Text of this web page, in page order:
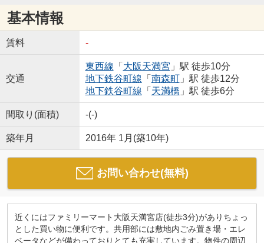
基本情報
賃料 -
交通
東西線 「 大阪天満宮 」駅 徒歩10分
地下鉄谷町線 「 南森町」駅 徒歩12分
地下鉄谷町線 「 天満橋 」駅 徒歩6分
間取り(面積) -(-)
築年月 2016年 1月(築10年)
お問い合わせ(無料)
近くにはファミリーマート大阪天満宮店(徒歩3分)がありちょっ
とした買い物に便利です。共用部には敷地内ごみ置き場・エレ
ベータなどが備わっておりとても充実しています。物件の周辺